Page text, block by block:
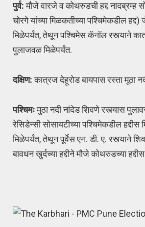
पुर्व:मौजे वारजे व कोथरुडची हद्द नादब्रम्ह
चोरगे यांच्या मिळकतीच्या पश्चिमेकडील
मिळेपर्यंत, तेथून पश्चिमेस कॅनॉल रस्त्याने
पुलाजवळ मिळेपर्यंत.
दक्षिण:कात्रज देहूरोड बायपास रस्ता मूठा
पश्चिमःमुठा नदी नांदेड शिवणे रस्त्यास
रेसिडेन्सी सोसायटीच्या पश्चिमेकडील
मिळेपर्यंत, तेथून पूर्वेस एन. डी. ए. रस्त्याने
बावधन खुर्दच्या हद्दीने मौजे कोथरुडच्या